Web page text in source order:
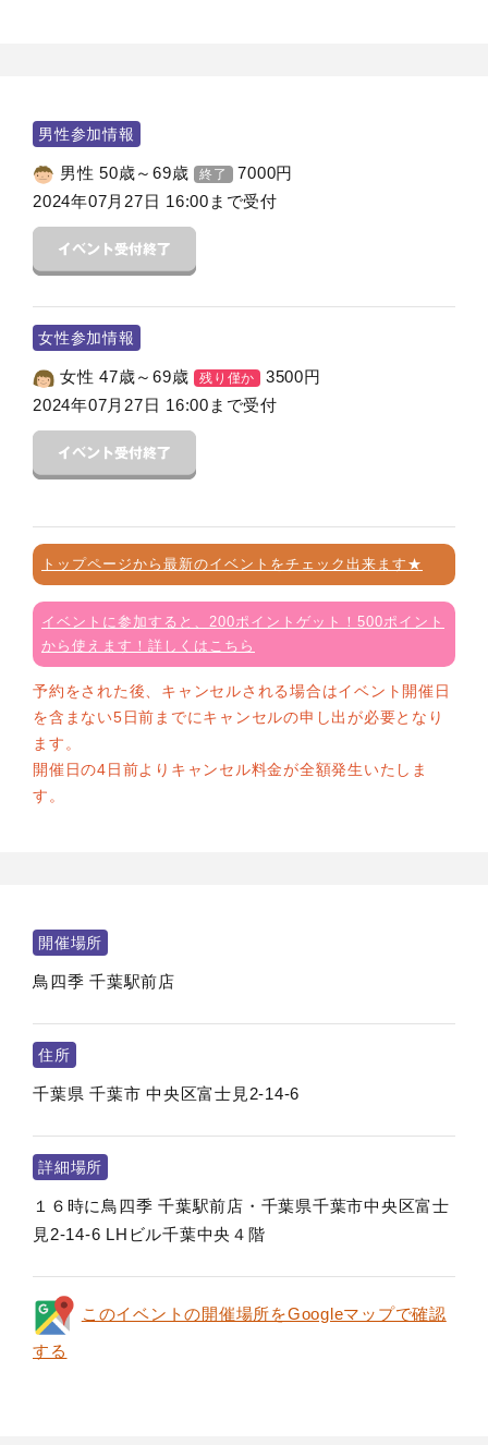
男性参加情報
男性 50歳～69歳 終了 7000円
2024年07月27日 16:00まで受付
女性参加情報
女性 47歳～69歳 残り僅か 3500円
2024年07月27日 16:00まで受付
トップページから最新のイベントをチェック出来ます★
イベントに参加すると、200ポイントゲット！500ポイント
から使えます！詳しくはこちら
予約をされた後、キャンセルされる場合はイベント開催日
を含まない5日前までにキャンセルの申し出が必要となり
ます。
開催日の4日前よりキャンセル料金が全額発生いたしま
す。
開催場所
鳥四季 千葉駅前店
住所
千葉県 千葉市 中央区富士見2-14-6
詳細場所
１６時に鳥四季 千葉駅前店・千葉県千葉市中央区富士
見2-14-6 LHビル千葉中央４階
このイベントの開催場所をGoogleマップで確認
する